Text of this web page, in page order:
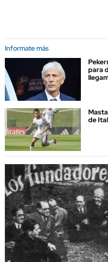
Informate más
para
de